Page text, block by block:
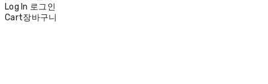
Log In 로그인
Cart장바구니